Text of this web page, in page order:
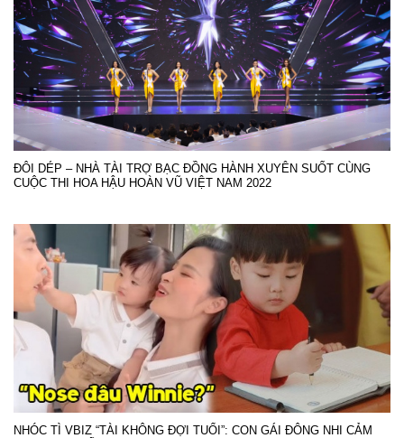
ĐÔI DÉP – NHÀ TÀI TRỢ BẠC ĐỒNG HÀNH XUYÊN SUỐT CÙNG
CUỘC THI HOA HẬU HOÀN VŨ VIỆT NAM 2022
NHÓC TÌ VBIZ “TÀI KHÔNG ĐỢI TUỔI”: CON GÁI ĐÔNG NHI CẢM